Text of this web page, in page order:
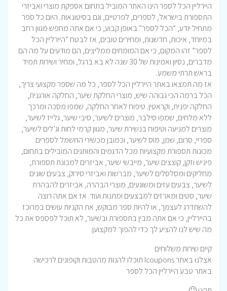
היירליין הכל לספר הינו האתר המוביל בתחום אספקת מוצרי ואביזרי
התספורת בישראל, לספרים, לפרטיים, וגם בסיטונאות. היום כל ספר
מתחיל יודע, “הכל לספר” באופן קבוע, כי אם אתה מחפש מגוון רחב
במיוחד, איכות, חדשנות, ומחירים טובים, אז לבטח “היירליין הכל
לספר” זהו המקום, כי אם המומחים ממליצים, הם מודעים על מה הם
מדברים, נסיון ואמינות של 30 שנה לא בא ברגל, ומחיר ושירות תמיד
בראש תרתי משמע.
אז מה תמצאו באתר היירליין הכל לספר, כל מה שספר מקצועי צריך,
הכל ברמה הכי גבוהה שיש, מוצרי החלקת שיער, החלקה אורגנית,
החלקה יפנית, וקראטין. טיפוח לאחר החלקה, שמפו מסכה ומרכך
ללא מלחים, שמפו סילבר, מוצרים לשיער, סיבי שיער, גלייז לשיער,
מוצרים למניעה וטיפוח בנשירת שיער, מגוון קרמי לחות וג’לים לשיער,
ספריי, סרום, שמן, מוס לשיער, וכמובן מכשירי החשמל לספרים
מכונות תספורת מקצועיות מכל הדגמים והמותגים המובילים בתחום,
פיניש וזקן, קוצצים שיער, מייבשי שיער, אביזרים למכונת תספורת,
מחליקים ומסלסלים לשיער, מברשות ואביזרי סירוק, צבעים שונים
לשיער, צבעים עזים ומשוגעים, מוצרי הבהרה, אביזרים להבהרת
שיער, סטים ומארזים למבצעים ומתנות ועוד. אז אם אתה רוצה
להשתדרג לעצמך, או להיות ספר מבוקש, את הקניות עושים במרוכז
בהיירליין, כי אם אתה מבין בתספורת ובשיער, לא תוכל לפספס את כל
מה שיש לנו להציע לך כדי להפוך למקצוען.
קיים שירות משלוחים
אצלנו באתר Icoupons תוכלו להנות מהטבות וקופונים לרכישה
באתר טבע היירליין הכל לספר